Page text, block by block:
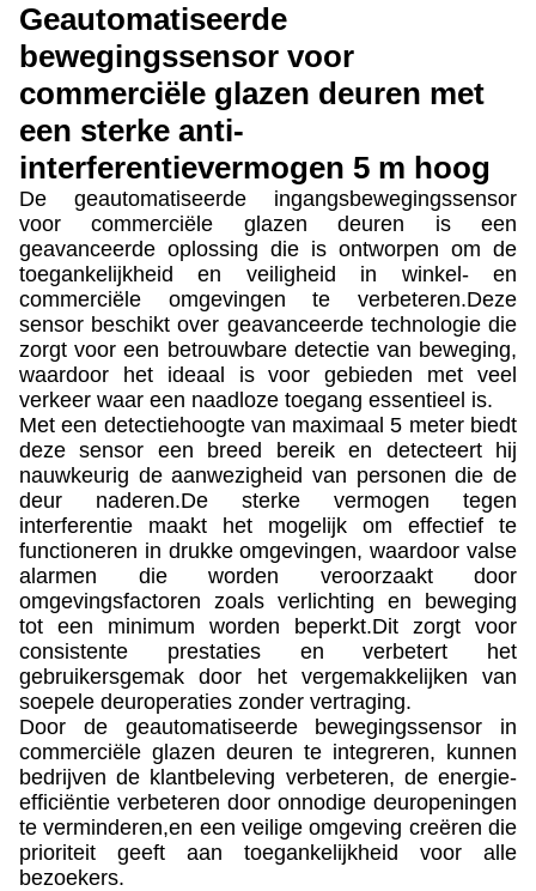
Geautomatiseerde
bewegingssensor voor
commerciële glazen deuren met
een sterke anti-
interferentievermogen 5 m hoog
De geautomatiseerde ingangsbewegingssensor
voor commerciële glazen deuren is een
geavanceerde oplossing die is ontworpen om de
toegankelijkheid en veiligheid in winkel- en
commerciële omgevingen te verbeteren.Deze
sensor beschikt over geavanceerde technologie die
zorgt voor een betrouwbare detectie van beweging,
waardoor het ideaal is voor gebieden met veel
verkeer waar een naadloze toegang essentieel is.
Met een detectiehoogte van maximaal 5 meter biedt
deze sensor een breed bereik en detecteert hij
nauwkeurig de aanwezigheid van personen die de
deur naderen.De sterke vermogen tegen
interferentie maakt het mogelijk om effectief te
functioneren in drukke omgevingen, waardoor valse
alarmen die worden veroorzaakt door
omgevingsfactoren zoals verlichting en beweging
tot een minimum worden beperkt.Dit zorgt voor
consistente prestaties en verbetert het
gebruikersgemak door het vergemakkelijken van
soepele deuroperaties zonder vertraging.
Door de geautomatiseerde bewegingssensor in
commerciële glazen deuren te integreren, kunnen
bedrijven de klantbeleving verbeteren, de energie-
efficiëntie verbeteren door onnodige deuropeningen
te verminderen,en een veilige omgeving creëren die
prioriteit geeft aan toegankelijkheid voor alle
bezoekers.